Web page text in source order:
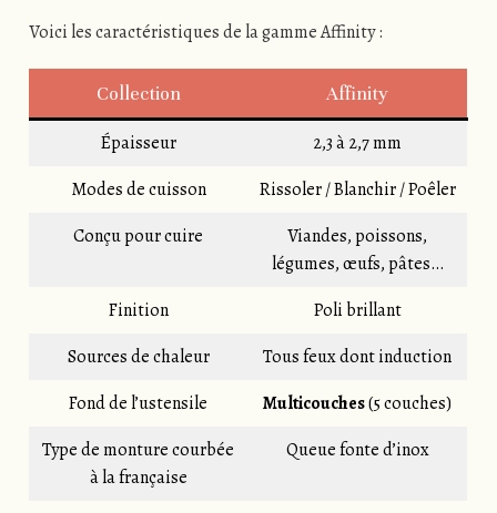
Voici les caractéristiques de la gamme Affinity :
Collection Affinity
Épaisseur
2,3 à 2,7 mm
Modes de cuisson
Rissoler / Blanchir / Poêler
Conçu pour cuire
Viandes, poissons,
légumes, œufs, pâtes…
Finition
Poli brillant
Sources de chaleur
Tous feux dont induction
Fond de l’ustensile
Multicouches(5 couches)
Type de monture courbée
à la française
Queue fonte d’inox